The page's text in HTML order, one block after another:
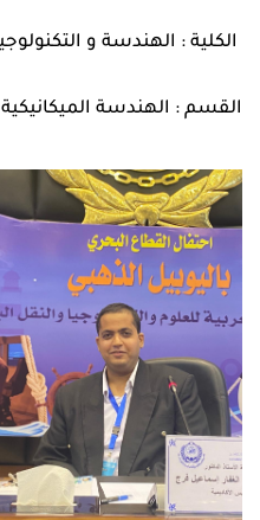
القسم : الهندسة الميكانيكية